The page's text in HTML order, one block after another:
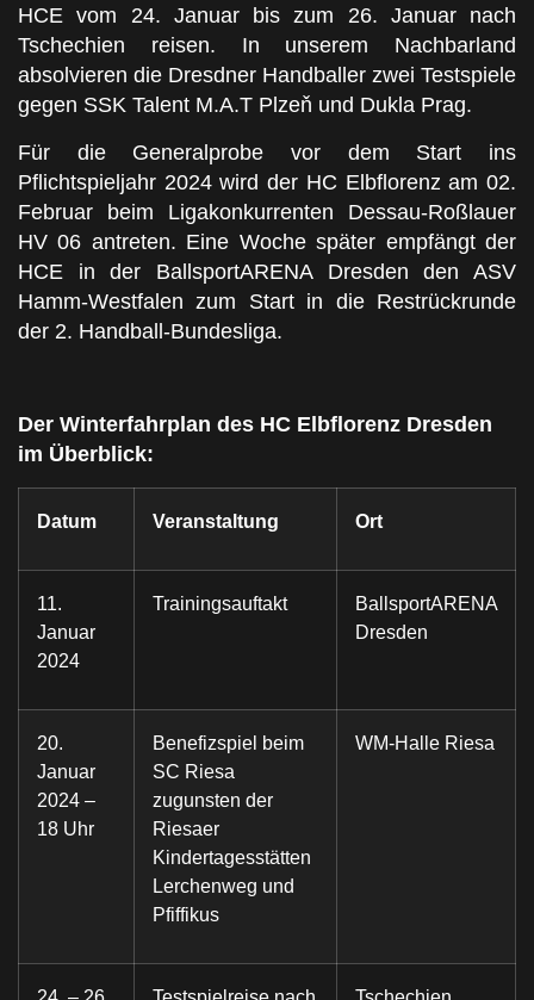
HCE vom 24. Januar bis zum 26. Januar nach
Tschechien reisen. In unserem Nachbarland
absolvieren die Dresdner Handballer zwei Testspiele
gegen SSK Talent M.A.T Plzeň und Dukla Prag.
Für die Generalprobe vor dem Start ins
Pflichtspieljahr 2024 wird der HC Elbflorenz am 02.
Februar beim Ligakonkurrenten Dessau-Roßlauer
HV 06 antreten. Eine Woche später empfängt der
HCE in der BallsportARENA Dresden den ASV
Hamm-Westfalen zum Start in die Restrückrunde
der 2. Handball-Bundesliga.
Der Winterfahrplan des HC Elbflorenz Dresden
im Überblick:
Datum Veranstaltung Ort
11.
Januar
2024
Trainingsauftakt
BallsportARENA
Dresden
20.
Januar
2024 –
18 Uhr
Benefizspiel beim
SC Riesa
zugunsten der
Riesaer
Kindertagesstätten
Lerchenweg und
Pfiffikus
WM-Halle Riesa